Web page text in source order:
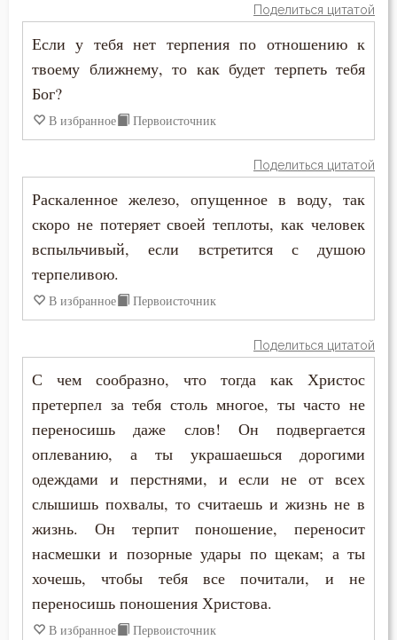
Забота
Заповеди
Здоровье
Зло
Злорадство
Знание
Икона
Искушение
Исповедник
Исповедь
Никифор Уединенник
Никодим Святогорец
Николай Сербский
Нил Сорский
Паисий (Величковский)
Петр Московский
Пимен Великий
Поликарп Смирнский
Серафим Саровский
Силуан Афонский
Симеон Благоговейный
Симеон Новый Богослов
Поделиться цитатой
Если у тебя нет терпения по отношению к
твоему ближнему, то как будет терпеть тебя
Бог?
В избранное Первоисточник
Поделиться цитатой
Раскаленное железо, опущенное в воду, так
скоро не потеряет своей теплоты, как человек
вспыльчивый, если встретится с душою
терпеливою.
В избранное Первоисточник
Поделиться цитатой
С чем сообразно, что тогда как Христос
претерпел за тебя столь многое, ты часто не
переносишь даже слов! Он подвергается
оплеванию, а ты украшаешься дорогими
одеждами и перстнями, и если не от всех
слышишь похвалы, то считаешь и жизнь не в
жизнь. Он терпит поношение, переносит
насмешки и позорные удары по щекам; а ты
хочешь, чтобы тебя все почитали, и не
переносишь поношения Христова.
В избранное Первоисточник